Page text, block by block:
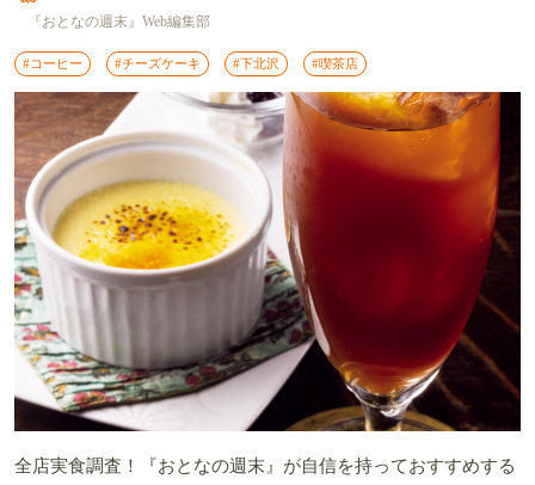
『おとなの週末』Web編集部
#コーヒー #チーズケーキ #下北沢 #喫茶店
全店実食調査！『おとなの週末』が自信を持っておすすめする